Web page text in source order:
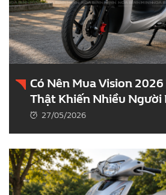
Có Nên Mua Vision 2026
Thật Khiến Nhiều Người
27/05/2026